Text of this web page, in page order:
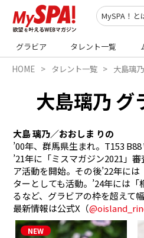
MySPA！と
グラビア タレント一覧
HOME タレント一覧 大島璃乃
大島璃乃 グ
大島 璃乃／おおしま りの
’00年、群馬県生まれ。T153 B88
’21年に「ミスマガジン2021」
ア活動を開始。その後’22年に
ターとしても活動。’24年には
るなど、グラビアの枠を超えて
最新情報は公式X（